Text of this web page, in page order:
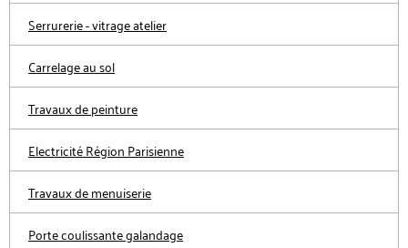
Serrurerie - vitrage atelier
Carrelage au sol
Travaux de peinture
Electricité Région Parisienne
Travaux de menuiserie
Porte coulissante galandage